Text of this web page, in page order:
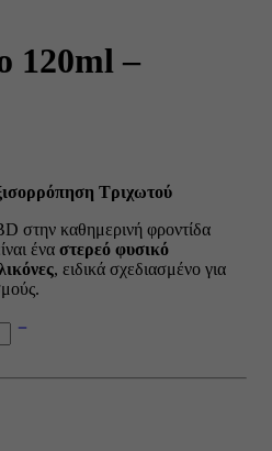
120ml –
Τριχωτού
στην καθημερινή φροντίδα
ένα στερεό φυσικό
, ειδικά σχεδιασμένο για